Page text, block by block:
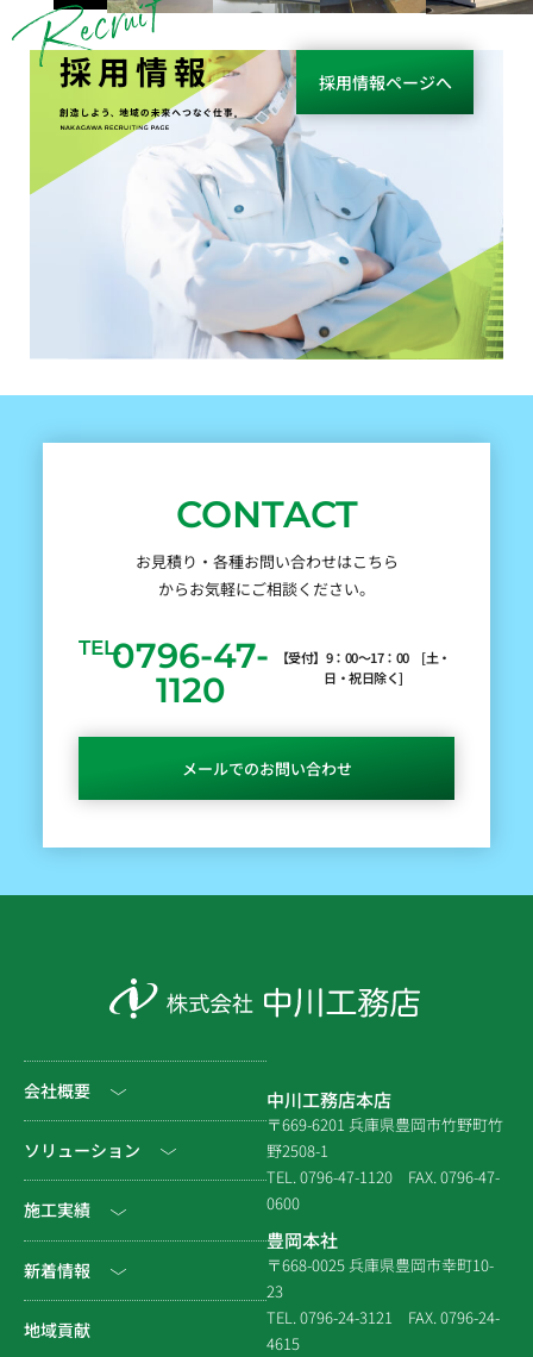
採用情報 採用情報ページへ
CONTACT
お見積り・各種お問い合わせはこちら
からお気軽にご相談ください。
TEL.0796-47-
1120
【受付】9：00～17：00 [土・
日・祝日除く]
メールでのお問い合わせ
会社概要
社長挨拶
会社沿革
拠点一覧
ソリューション
公共工事
住宅関連
施工実績
土木
新着情報
NEWS & EVENT
地域貢献
中川工務店本店
〒669-6201 兵庫県豊岡市竹野町竹
野2508-1
TEL. 0796-47-1120 FAX. 0796-47-
0600
豊岡本社
〒668-0025 兵庫県豊岡市幸町10-
23
TEL. 0796-24-3121 FAX. 0796-24-
4615